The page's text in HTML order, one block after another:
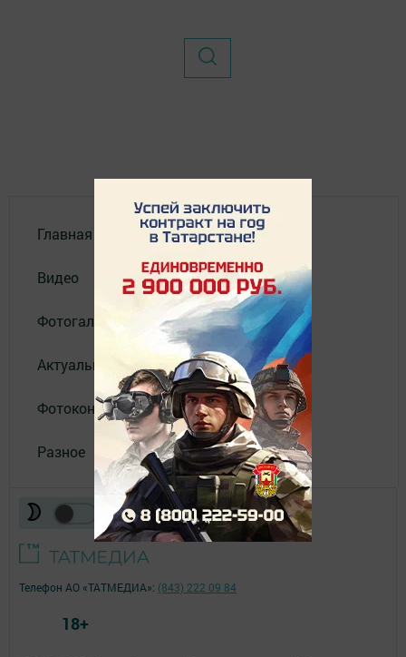
Главная
Видео
Фотогалереи
Актуальное видео
Фотоконкурс
Разное
Телефон АО «ТАТМЕДИА»: (843) 222 09 84
18+